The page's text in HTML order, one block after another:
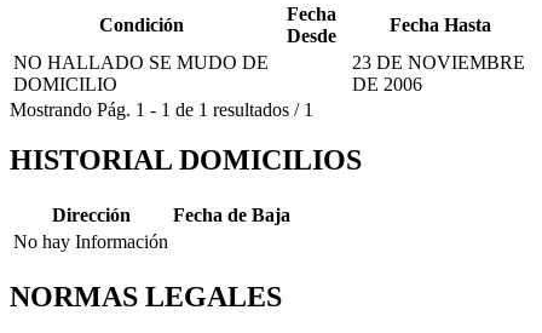
Condición
Fecha
Desde
Fecha Hasta
NO HALLADO SE MUDO DE
DOMICILIO
23 DE NOVIEMBRE
DE 2006
Mostrando Pág. 1 - 1 de 1 resultados / 1
HISTORIAL DOMICILIOS
Dirección
Fecha de Baja
No hay Información
NORMAS LEGALES